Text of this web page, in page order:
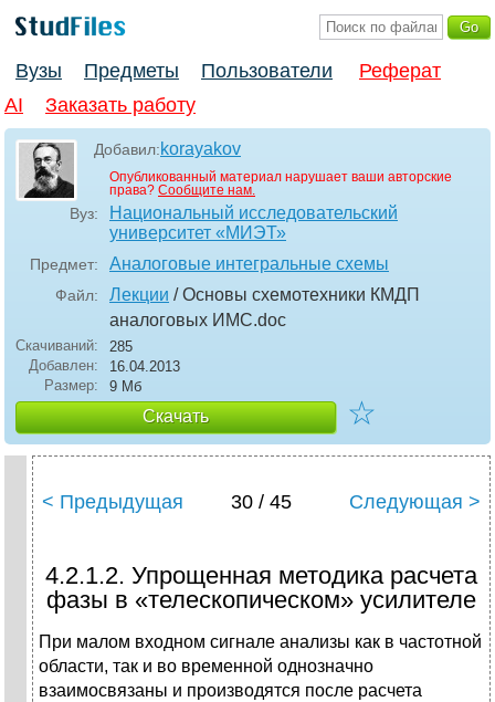
Вузы Предметы Пользователи
Реферат
AI
Заказать работу
Добавил:korayakov
Опубликованный материал нарушает ваши авторские
права? Сообщите нам.
Вуз:
Национальный исследовательский
университет «МИЭТ»
Предмет: Аналоговые интегральные схемы
Файл: Лекции / Основы схемотехники КМДП
аналоговых ИМС.doc
Скачиваний:
285
Добавлен:
16.04.2013
Размер:
9 Мб
Скачать ☆
< Предыдущая 30 / 45 Следующая >
4.2.1.2. Упрощенная методика расчета
фазы в «телескопическом» усилителе
При малом входном сигнале анализы как в частотной
области, так и во временной однозначно
взаимосвязаны и производятся после расчета